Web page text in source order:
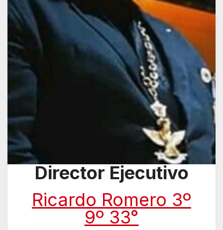
Director Ejecutivo
Ricardo Romero 3º
9º 33°